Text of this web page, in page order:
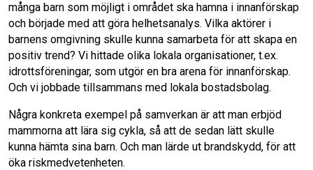
många barn som möjligt i området ska hamna i innanförskap
och började med att göra helhetsanalys. Vilka aktörer i
barnens omgivning skulle kunna samarbeta för att skapa en
positiv trend? Vi hittade olika lokala organisationer, t.ex.
idrottsföreningar, som utgör en bra arena för innanförskap.
Och vi jobbade tillsammans med lokala bostadsbolag.
Några konkreta exempel på samverkan är att man erbjöd
mammorna att lära sig cykla, så att de sedan lätt skulle
kunna hämta sina barn. Och man lärde ut brandskydd, för att
öka riskmedvetenheten.